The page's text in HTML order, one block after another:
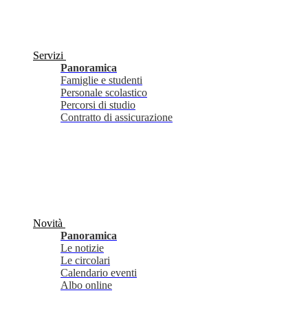
Servizi
Panoramica
Famiglie e studenti
Personale scolastico
Percorsi di studio
Contratto di assicurazione
Novità
Panoramica
Le notizie
Le circolari
Calendario eventi
Albo online